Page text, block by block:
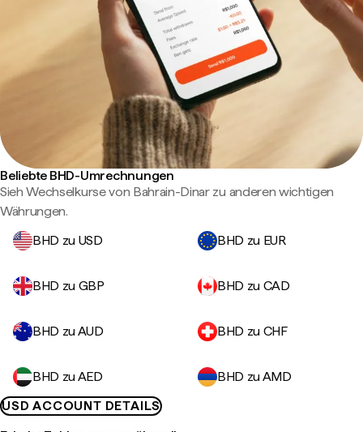
Beliebte BHD-Umrechnungen
Sieh Wechselkurse von Bahrain-Dinar zu anderen wichtigen
Währungen.
BHD zu USD
BHD zu EUR
BHD zu GBP BHD zu CAD
BHD zu AUD BHD zu CHF
BHD zu AED
BHD zu AMD
USD ACCOUNT DETAILS